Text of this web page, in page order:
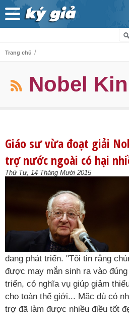
Trang chủ /
Nobel
Giáo sư vừa đoạt giải
trợ nước ngoài có hại
Thứ Tư, 14 Tháng Mười 2015
đang phát triển. "Tôi tin rằng
được may mắn sinh ra vào
triển, có nghĩa vụ giúp giảm
cho toàn thế giới... Mặc dù có
trợ đã làm được nhiều điều tốt